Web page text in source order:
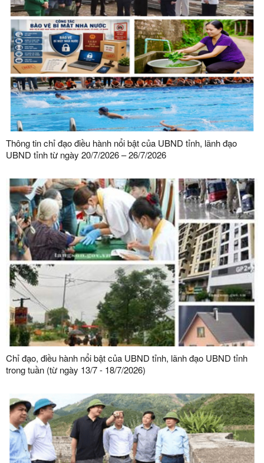
Thông tin chỉ đạo điều hành nổi bật của UBND tỉnh, lãnh đạo
UBND tỉnh từ ngày 20/7/2026 – 26/7/2026
Chỉ đạo, điều hành nổi bật của UBND tỉnh, lãnh đạo UBND tỉnh
trong tuần (từ ngày 13/7 - 18/7/2026)